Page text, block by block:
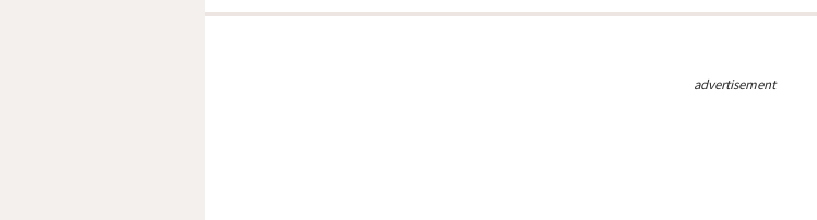
advertisement